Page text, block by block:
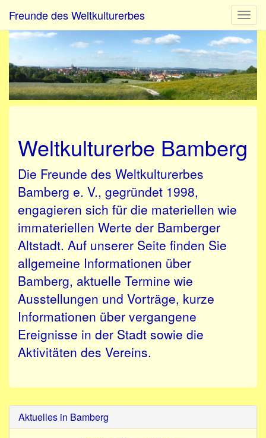
Freunde des Weltkulturerbes
Weltkulturerbe Bamberg
Die Freunde des Weltkulturerbes
Bamberg e. V., gegründet 1998,
engagieren sich für die materiellen wie
immateriellen Werte der Bamberger
Altstadt. Auf unserer Seite finden Sie
allgemeine Informationen über
Bamberg, aktuelle Termine wie
Ausstellungen und Vorträge, kurze
Informationen über vergangene
Ereignisse in der Stadt sowie die
Aktivitäten des Vereins.
Aktuelles in Bamberg